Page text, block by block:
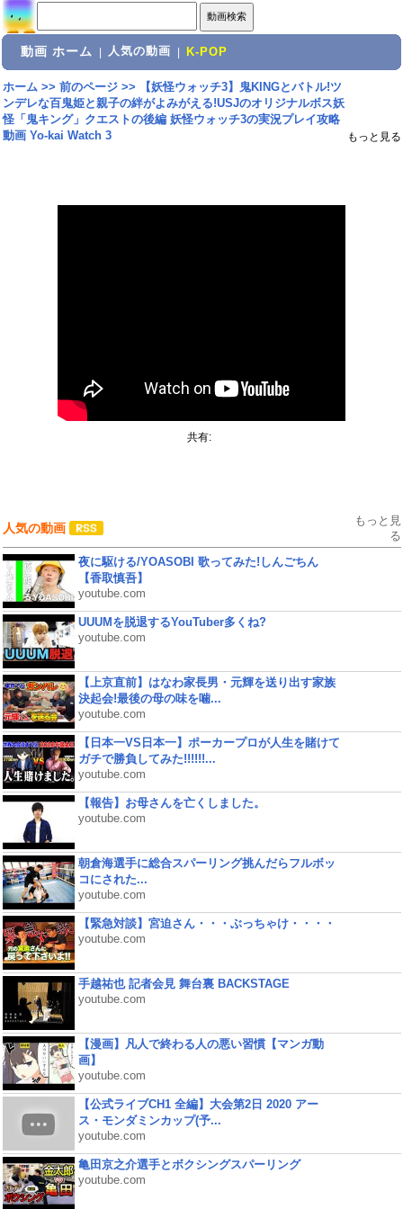
動画 ホーム 人気の動画 K-POP
ホーム>> 前のページ>>
【妖怪ウォッチ3】鬼KINGとバトル!ツ
ンデレな百鬼姫と親子の絆がよみがえる!USJのオリジナルボス妖
怪「鬼キング」クエストの後編 妖怪ウォッチ3の実況プレイ攻略
動画 Yo-kai Watch 3
もっと見る
共有:
人気の動画
もっと見
る
夜に駆ける/YOASOBI 歌ってみた!しんごちん
【香取慎吾】
youtube.com
UUUMを脱退するYouTuber多くね?
youtube.com
【上京直前】はなわ家長男・元輝を送り出す家族
決起会!最後の母の味を噛...
youtube.com
【日本一VS日本一】ポーカープロが人生を賭けて
ガチで勝負してみた!!!!!!...
youtube.com
【報告】お母さんを亡くしました。
youtube.com
朝倉海選手に総合スパーリング挑んだらフルボッ
コにされた...
youtube.com
【緊急対談】宮迫さん・・・ぶっちゃけ・・・・
youtube.com
手越祐也 記者会見 舞台裏 BACKSTAGE
youtube.com
【漫画】凡人で終わる人の悪い習慣【マンガ動
画】
youtube.com
【公式ライブCH1 全編】大会第2日 2020 アー
ス・モンダミンカップ(予...
youtube.com
亀田京之介選手とボクシングスパーリング
youtube.com